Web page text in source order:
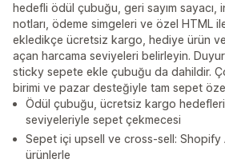
hedefli ödül çubuğu, geri sayım sayacı,
notları, ödeme simgeleri ve özel HTML
ekledikçe ücretsiz kargo, hediye ürün
açan harcama seviyeleri belirleyin.
sticky sepete ekle çubuğu da dahildir.
birimi ve pazar desteğiyle tam sepet
Ödül çubuğu, ücretsiz kargo
seviyeleriyle sepet çekmecesi
Sepet içi upsell ve cross-sell: Shopify
ürünlerle